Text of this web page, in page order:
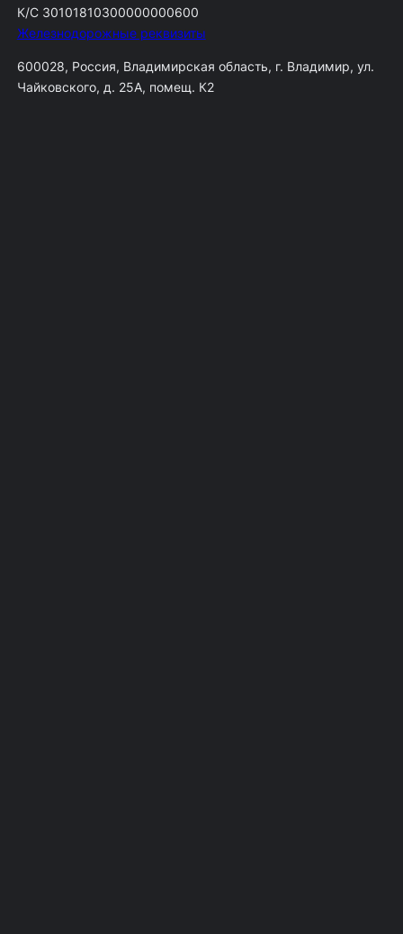
К/С 30101810300000000600
Железнодорожные реквизиты
600028, Россия, Владимирская область, г. Владимир, ул.
Чайковского, д. 25А, помещ. К2